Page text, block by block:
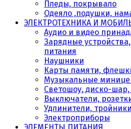
Пледы, покрывало
Одеяло ,подушки,
ЭЛЕКТРОТЕХНИКА И
Аудио и видео
Зарядные
питания
Наушники
Карты памяти,
Музыкальные
Светошоу, диско-
Выключатели,
Удлинители,
Электроприборы